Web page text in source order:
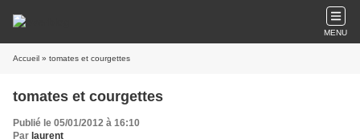
MENU
Accueil » tomates et courgettes
tomates et courgettes
Publié le 05/01/2012 à 16:10
Par laurent